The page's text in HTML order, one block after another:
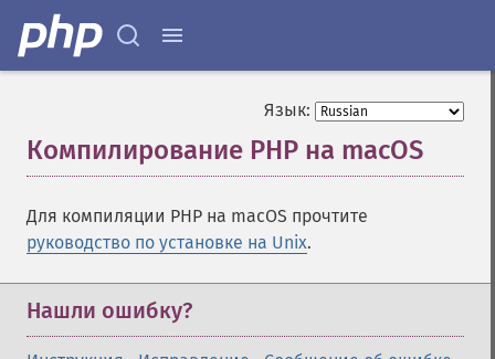
Язык:
Компилирование PHP на macOS
Для компиляции PHP на macOS прочтите
руководство по установке на Unix.
Нашли ошибку?